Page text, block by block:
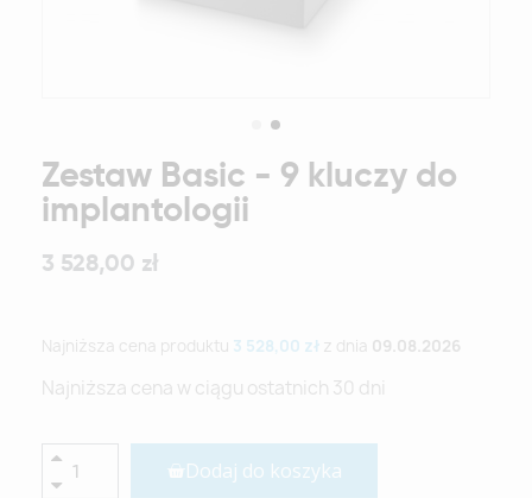
Zestaw Basic - 9 kluczy do
implantologii
3 528,00 zł
Najniższa cena produktu 3 528,00 zł z dnia 09.08.2026
Najniższa cena w ciągu ostatnich 30 dni
Dodaj do koszyka